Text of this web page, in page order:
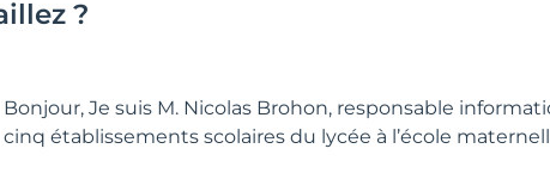
?
Bonjour, Je suis M. Nicolas Brohon, responsable
cinq établissements scolaires du lycée à l’école